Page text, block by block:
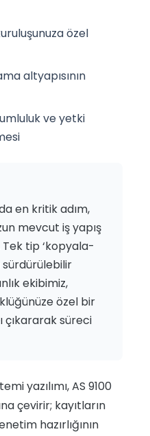
özel
altyapısının
ve yetki
en kritik adım,
mevcut iş yapış
tip ‘kopyala-
sürdürülebilir
ekibimiz,
özel bir
çıkararak süreci
yazılımı, AS 9100
çevirir; kayıtların
hazırlığının